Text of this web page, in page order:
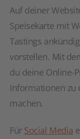
Auf deiner
Speisekarte mit
Tastings
vorstellen. Mit
du deine Online-
Informationen zu
machen.
Für Social Media